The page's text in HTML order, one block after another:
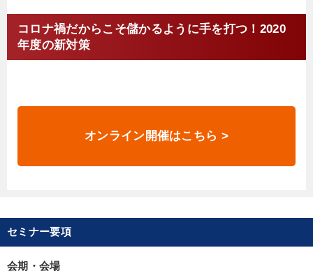
コロナ禍だからこそ儲かるように手を打つ！2020
年度の新対策
オンライン開催はこちら >
セミナー要項
会期・会場